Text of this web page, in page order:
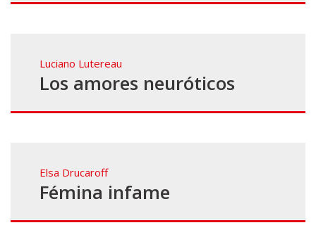
Luciano Lutereau
Los amores neuróticos
Elsa Drucaroff
Fémina infame